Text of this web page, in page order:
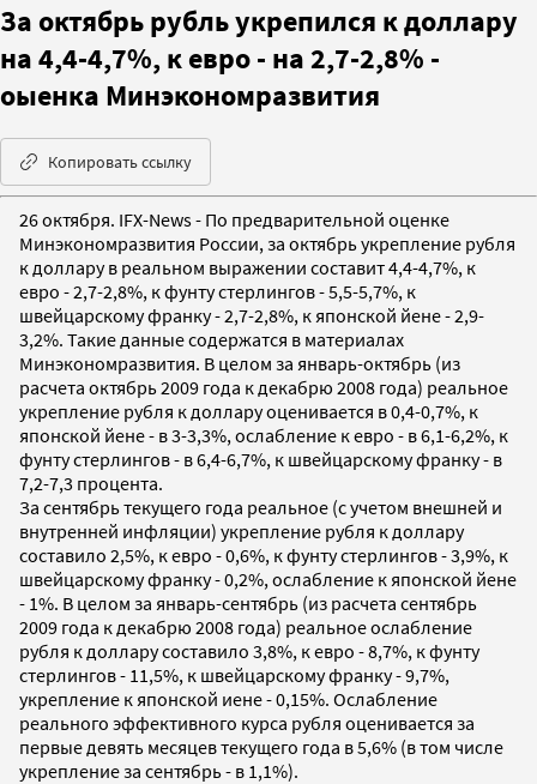
За октябрь рубль укрепился к доллару
на 4,4-4,7%, к евро - на 2,7-2,8% -
оыенка Минэкономразвития
Копировать ссылку
26 октября. IFX-News - По предварительной оценке
Минэкономразвития России, за октябрь укрепление рубля
к доллару в реальном выражении составит 4,4-4,7%, к
евро - 2,7-2,8%, к фунту стерлингов - 5,5-5,7%, к
швейцарскому франку - 2,7-2,8%, к японской йене - 2,9-
3,2%. Такие данные содержатся в материалах
Минэкономразвития. В целом за январь-октябрь (из
расчета октябрь 2009 года к декабрю 2008 года) реальное
укрепление рубля к доллару оценивается в 0,4-0,7%, к
японской йене - в 3-3,3%, ослабление к евро - в 6,1-6,2%, к
фунту стерлингов - в 6,4-6,7%, к швейцарскому франку - в
7,2-7,3 процента.
За сентябрь текущего года реальное (с учетом внешней и
внутренней инфляции) укрепление рубля к доллару
составило 2,5%, к евро - 0,6%, к фунту стерлингов - 3,9%, к
швейцарскому франку - 0,2%, ослабление к японской йене
- 1%. В целом за январь-сентябрь (из расчета сентябрь
2009 года к декабрю 2008 года) реальное ослабление
рубля к доллару составило 3,8%, к евро - 8,7%, к фунту
стерлингов - 11,5%, к швейцарскому франку - 9,7%,
укрепление к японской иене - 0,15%. Ослабление
реального эффективного курса рубля оценивается за
первые девять месяцев текущего года в 5,6% (в том числе
укрепление за сентябрь - в 1,1%).